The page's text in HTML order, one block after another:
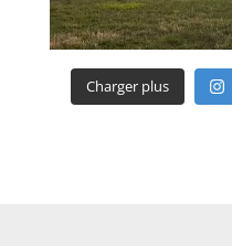
Charger plus